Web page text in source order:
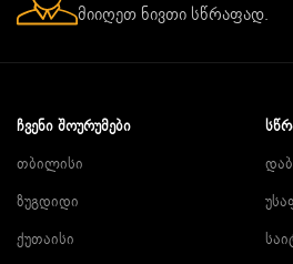
მიიღეთ ნივთი სწრაფად.
ᲩᲕᲔᲜᲘ ᲨᲝᲣᲠᲣᲛᲔᲑᲘ
თბილისი
ზუგდიდი
ქუთაისი